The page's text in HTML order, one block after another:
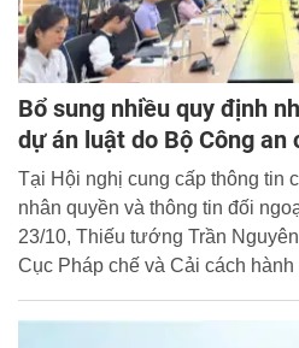
Bổ sung nhiều quy định
dự án luật do Bộ Công an
Tại Hội nghị cung cấp thông tin
nhân quyền và thông tin đối
23/10, Thiếu tướng Trần
Cục Pháp chế và Cải cách
Công an chủ trì soạn thảo trình